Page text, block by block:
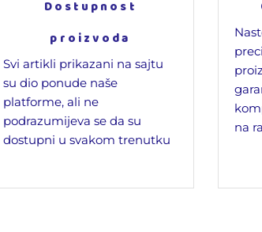
Dostupnost
proizvoda
Svi artikli prikazani na sajtu
su dio ponude naše
platforme, ali ne
podrazumijeva se da su
dostupni u svakom trenutku
na